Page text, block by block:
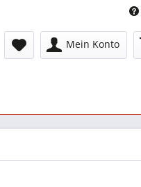
Mein Konto